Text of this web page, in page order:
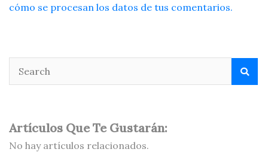
cómo se procesan los datos de tus comentarios.
Artículos Que Te Gustarán:
No hay artículos relacionados.